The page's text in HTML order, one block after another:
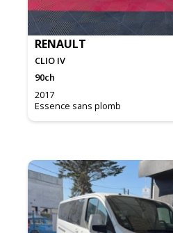
RENAULT
CLIO IV
90ch
2017
Essence sans plomb